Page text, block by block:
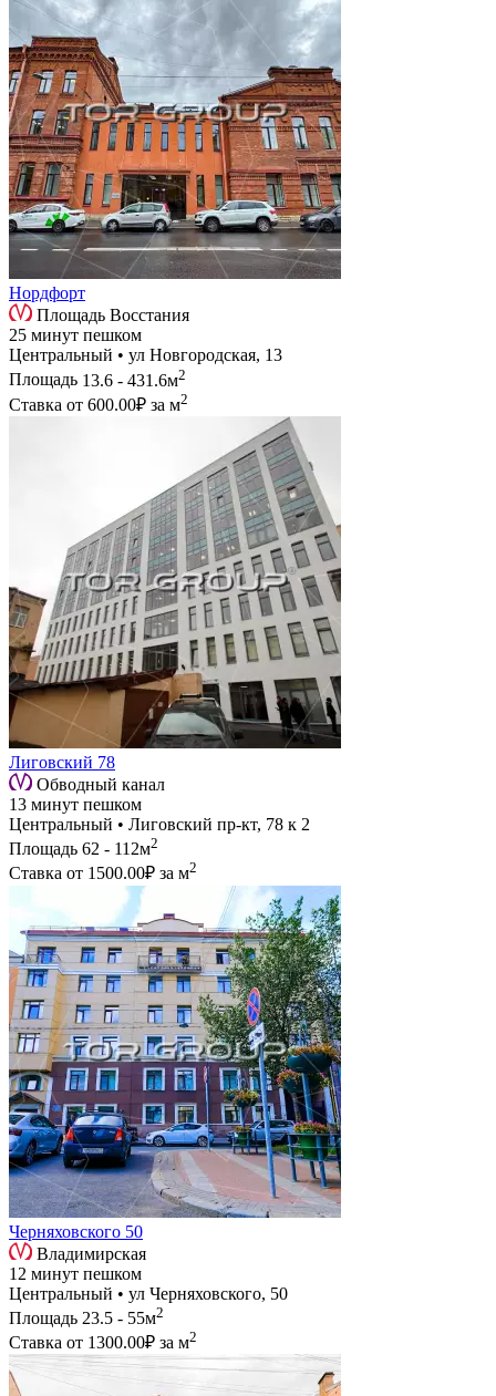
Нордфорт
Площадь Восстания
25 минут пешком
Центральный • ул Новгородская, 13
Площадь 13.6 - 431.6м2
Ставка от 600.00₽ за м2
Лиговский 78
Обводный канал
13 минут пешком
Центральный • Лиговский пр-кт, 78 к 2
Площадь 62 - 112м2
Ставка от 1500.00₽ за м2
Черняховского 50
Владимирская
12 минут пешком
Центральный • ул Черняховского, 50
Площадь 23.5 - 55м2
Ставка от 1300.00₽ за м2